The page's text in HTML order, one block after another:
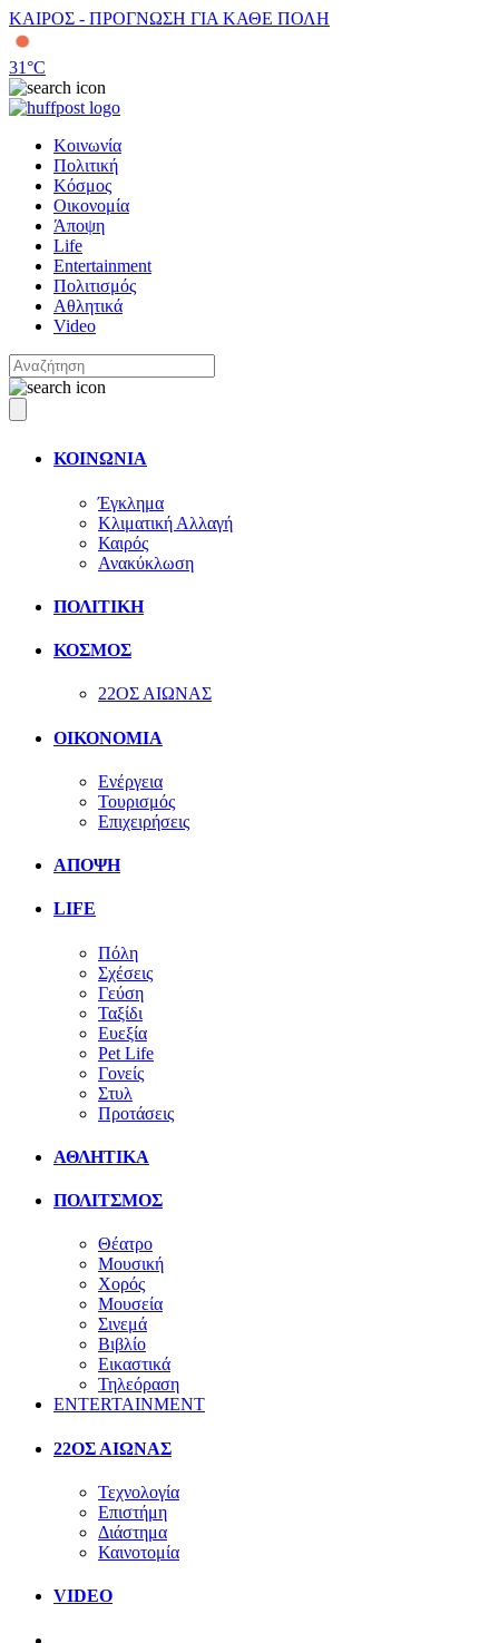
ΚΑΙΡΟΣ - ΠΡΟΓΝΩΣΗ ΓΙΑ ΚΑΘΕ ΠΟΛΗ
31°C
Κοινωνία
Πολιτική
Κόσμος
Οικονομία
Άποψη
Life
Entertainment
Πολιτισμός
Αθλητικά
Video
ΚΟΙΝΩΝΙΑ
Έγκλημα
Κλιματική Αλλαγή
Καιρός
Ανακύκλωση
ΠΟΛΙΤΙΚΗ
ΚΟΣΜΟΣ
22ΟΣ ΑΙΩΝΑΣ
ΟΙΚΟΝΟΜΙΑ
Ενέργεια
Τουρισμός
Επιχειρήσεις
ΑΠΟΨΗ
LIFE
Πόλη
Σχέσεις
Γεύση
Ταξίδι
Ευεξία
Pet Life
Γονείς
Στυλ
Προτάσεις
ΑΘΛΗΤΙΚΑ
ΠΟΛΙΤΣΜΟΣ
Θέατρο
Μουσική
Χορός
Μουσεία
Σινεμά
Βιβλίο
Εικαστικά
Τηλεόραση
ENTERTAINMENT
22ΟΣ ΑΙΩΝΑΣ
Τεχνολογία
Επιστήμη
Διάστημα
Καινοτομία
VIDEO